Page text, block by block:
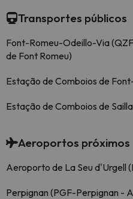
Transportes públicos
Font-Romeu-Odeillo-Via
de Font Romeu)
Estação de Comboios de
Estação de Comboios de
Aeroportos próximos
Aeroporto de La Seu d'Urgell
Perpignan (PGF-Perpignan -